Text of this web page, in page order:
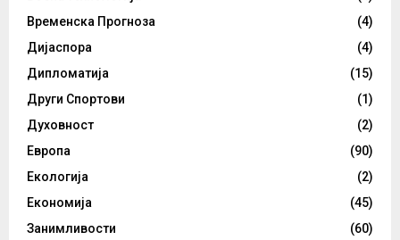
Временска Прогноза
(4)
Дијаспора
(4)
Дипломатија
(15)
Други Спортови
(1)
Духовност
(2)
Европа
(90)
Екологија
(2)
Економија
(45)
Занимливости
(60)